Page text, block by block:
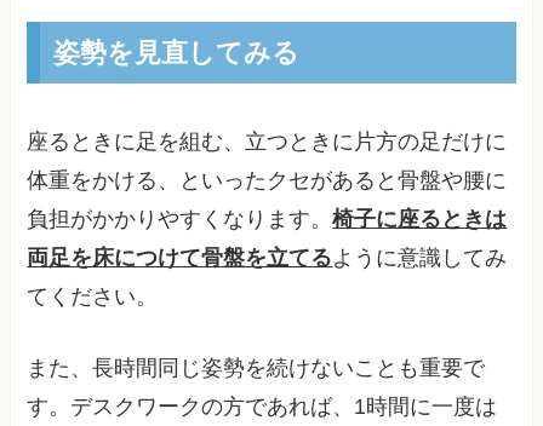
姿勢を見直してみる
座るときに足を組む、立つときに片方の足だけに
体重をかける、といったクセがあると骨盤や腰に
負担がかかりやすくなります。椅子に座るときは
両足を床につけて骨盤を立てるように意識してみ
てください。
また、長時間同じ姿勢を続けないことも重要で
す。デスクワークの方であれば、1時間に一度は